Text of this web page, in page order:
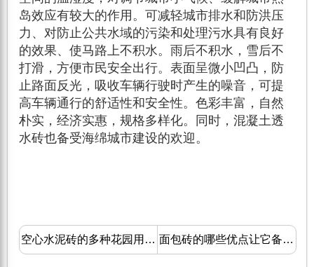
岛效应有较大的作用。可减轻城市排水和防洪压
力、对防止公共水域的污染和处理污水具有良好
的效果、使马路上不积水。雨后不积水，雪后不
打滑，方便市民安全出行。表面呈微小凹凸，防
止路面反光，吸收车辆行驶时产生的噪音，可提
高车辆通行的舒适性和安全性。色彩丰富，自然
朴实，经济实惠，规格多样化。同时，混凝土透
水砖也备受海绵城市建设的欢迎。
空心水泥砖的多种花园用途，总有一款GET你的点！ 面包砖的哪些优点让它备受青睐？